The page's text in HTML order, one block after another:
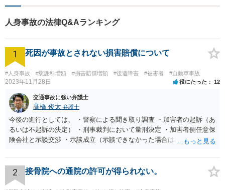
に弁護士登録した後は、山梨
り扱ってきました。
人身事故の法律Q&Aランキング
1 死因が事故とされない損害賠償について
#人身事故 #慰謝料増額 #損害賠償増額 #後遺障害 #被害者 #自動車事故
2023年11月28日 役にたった 12
交通事故に強い弁護士
髙橋 俊太 弁護士
今後の進行としては、 ・警察による聞き取り調査 ・加害者の起訴（あ
るいは不起訴の決定） ・刑事裁判において量刑決定 ・加害者側任意保
険会社と示談交渉 ・示談成立（示談できなかった場合は裁判） となり
加害者に対する処罰感情など尋ねられるはずですので、率直にお答え
になるとよいと思います。
2 接骨院への通院の許可が得られない。